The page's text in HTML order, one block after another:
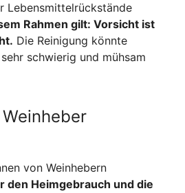
Lebensmittelrückstände
Rahmen gilt: Vorsicht ist
Die Reinigung könnte
schwierig und mühsam
von Weinhebern
den Heimgebrauch und die